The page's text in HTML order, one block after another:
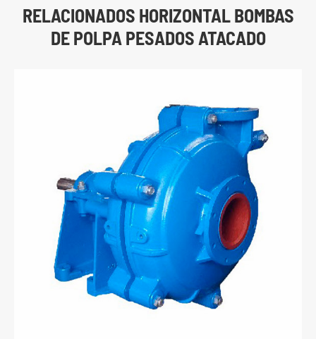
RELACIONADOS HORIZONTAL BOMBAS
DE POLPA PESADOS ATACADO